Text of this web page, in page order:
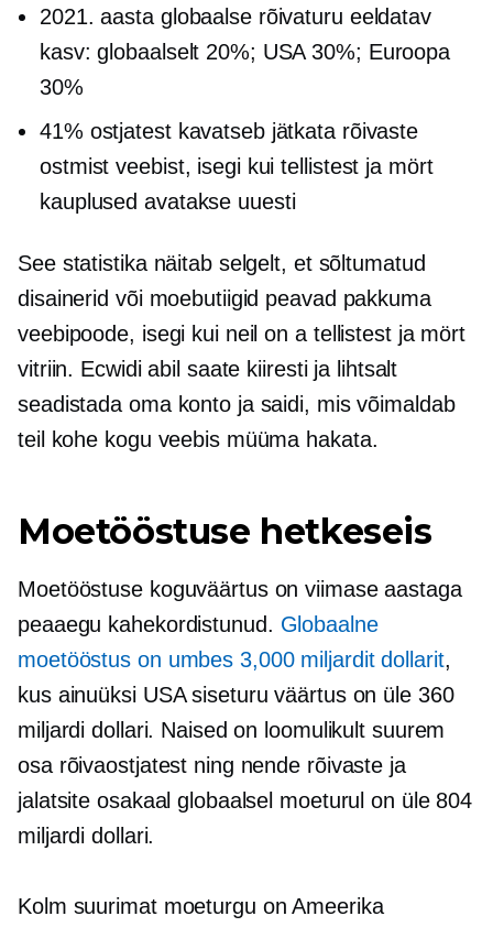
2021. aasta globaalse rõivaturu eeldatav
kasv: globaalselt 20%; USA 30%; Euroopa
30%
41% ostjatest kavatseb jätkata rõivaste
ostmist veebist, isegi kuitellistest ja mört
kauplused avatakse uuesti
See statistika näitab selgelt, et sõltumatud
disainerid või moebutiigid peavad pakkuma
veebipoode, isegi kui neil on a tellistest ja mört
vitriin. Ecwidi abil saate kiiresti ja lihtsalt
seadistada oma konto ja saidi, mis võimaldab
teil kohe kogu veebis müüma hakata.
Moetööstuse hetkeseis
Moetööstuse koguväärtus on viimase aastaga
peaaegu kahekordistunud. Globaalne
moetööstus on umbes 3,000 miljardit dollarit,
kus ainuüksi USA siseturu väärtus on üle 360 ​​
miljardi dollari. Naised on loomulikult suurem
osa rõivaostjatest ning nende rõivaste ja
jalatsite osakaal globaalsel moeturul on üle 804
miljardi dollari.
Kolm suurimat moeturgu on Ameerika